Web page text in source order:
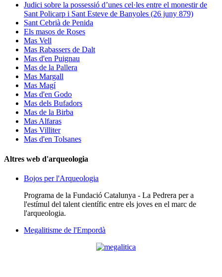
Judici sobre la possessió d’unes cel·les entre el monestir de
Sant Policarp i Sant Esteve de Banyoles (26 juny 879)
Sant Cebrià de Penida
Els masos de Roses
Mas Vell
Mas Rabassers de Dalt
Mas d'en Puignau
Mas de la Pallera
Mas Margall
Mas Magí
Mas d'en Godo
Mas dels Bufadors
Mas de la Birba
Mas Alfaras
Mas Villiter
Mas d'en Tolsanes
Altres web d'arqueologia
Bojos per l'Arqueologia
Programa de la Fundació Catalunya - La Pedrera per a
l'estímul del talent científic entre els joves en el marc de
l'arqueologia.
Megalitisme de l'Empordà